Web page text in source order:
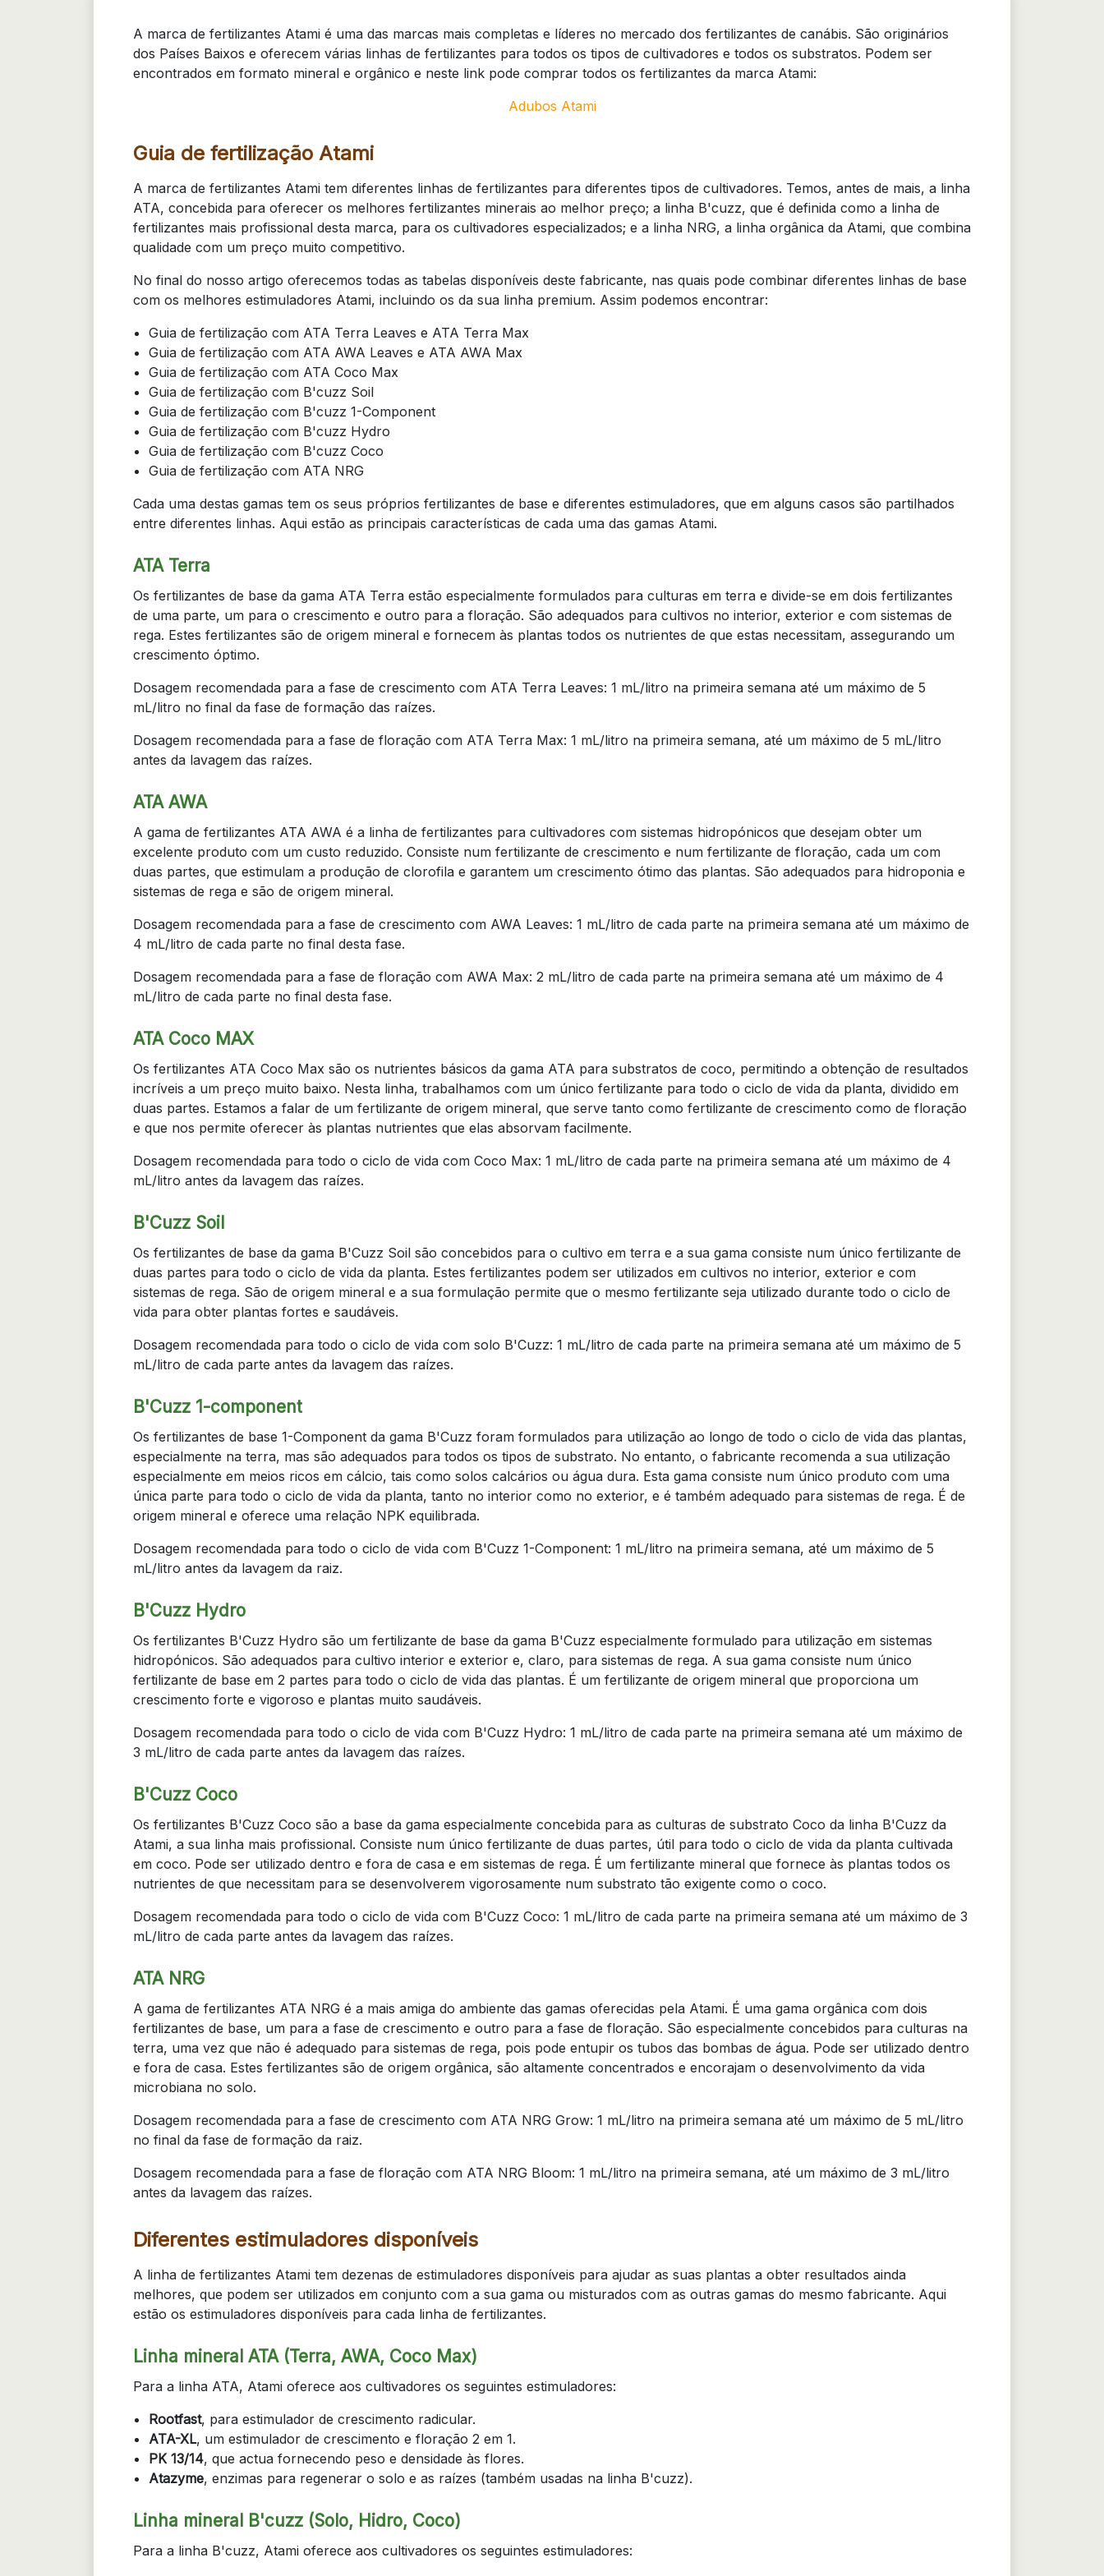
A marca de fertilizantes Atami é uma das marcas mais completas e líderes no mercado dos fertilizantes de canábis. São originários
dos Países Baixos e oferecem várias linhas de fertilizantes para todos os tipos de cultivadores e todos os substratos. Podem ser
encontrados em formato mineral e orgânico e neste link pode comprar todos os fertilizantes da marca Atami:
Adubos Atami
Guia de fertilização Atami
A marca de fertilizantes Atami tem diferentes linhas de fertilizantes para diferentes tipos de cultivadores. Temos, antes de mais, a linha
ATA, concebida para oferecer os melhores fertilizantes minerais ao melhor preço; a linha B'cuzz, que é definida como a linha de
fertilizantes mais profissional desta marca, para os cultivadores especializados; e a linha NRG, a linha orgânica da Atami, que combina
qualidade com um preço muito competitivo.
No final do nosso artigo oferecemos todas as tabelas disponíveis deste fabricante, nas quais pode combinar diferentes linhas de base
com os melhores estimuladores Atami, incluindo os da sua linha premium. Assim podemos encontrar:
Guia de fertilização com ATA Terra Leaves e ATA Terra Max
Guia de fertilização com ATA AWA Leaves e ATA AWA Max
Guia de fertilização com ATA Coco Max
Guia de fertilização com B'cuzz Soil
Guia de fertilização com B'cuzz 1-Component
Guia de fertilização com B'cuzz Hydro
Guia de fertilização com B'cuzz Coco
Guia de fertilização com ATA NRG
Cada uma destas gamas tem os seus próprios fertilizantes de base e diferentes estimuladores, que em alguns casos são partilhados
entre diferentes linhas. Aqui estão as principais características de cada uma das gamas Atami.
ATA Terra
Os fertilizantes de base da gama ATA Terra estão especialmente formulados para culturas em terra e divide-se em dois fertilizantes
de uma parte, um para o crescimento e outro para a floração. São adequados para cultivos no interior, exterior e com sistemas de
rega. Estes fertilizantes são de origem mineral e fornecem às plantas todos os nutrientes de que estas necessitam, assegurando um
crescimento óptimo.
Dosagem recomendada para a fase de crescimento com ATA Terra Leaves: 1 mL/litro na primeira semana até um máximo de 5
mL/litro no final da fase de formação das raízes.
Dosagem recomendada para a fase de floração com ATA Terra Max: 1 mL/litro na primeira semana, até um máximo de 5 mL/litro
antes da lavagem das raízes.
ATA AWA
A gama de fertilizantes ATA AWA é a linha de fertilizantes para cultivadores com sistemas hidropónicos que desejam obter um
excelente produto com um custo reduzido. Consiste num fertilizante de crescimento e num fertilizante de floração, cada um com
duas partes, que estimulam a produção de clorofila e garantem um crescimento ótimo das plantas. São adequados para hidroponia e
sistemas de rega e são de origem mineral.
Dosagem recomendada para a fase de crescimento com AWA Leaves: 1 mL/litro de cada parte na primeira semana até um máximo de
4 mL/litro de cada parte no final desta fase.
Dosagem recomendada para a fase de floração com AWA Max: 2 mL/litro de cada parte na primeira semana até um máximo de 4
mL/litro de cada parte no final desta fase.
ATA Coco MAX
Os fertilizantes ATA Coco Max são os nutrientes básicos da gama ATA para substratos de coco, permitindo a obtenção de resultados
incríveis a um preço muito baixo. Nesta linha, trabalhamos com um único fertilizante para todo o ciclo de vida da planta, dividido em
duas partes. Estamos a falar de um fertilizante de origem mineral, que serve tanto como fertilizante de crescimento como de floração
e que nos permite oferecer às plantas nutrientes que elas absorvam facilmente.
Dosagem recomendada para todo o ciclo de vida com Coco Max: 1 mL/litro de cada parte na primeira semana até um máximo de 4
mL/litro antes da lavagem das raízes.
B'Cuzz Soil
Os fertilizantes de base da gama B'Cuzz Soil são concebidos para o cultivo em terra e a sua gama consiste num único fertilizante de
duas partes para todo o ciclo de vida da planta. Estes fertilizantes podem ser utilizados em cultivos no interior, exterior e com
sistemas de rega. São de origem mineral e a sua formulação permite que o mesmo fertilizante seja utilizado durante todo o ciclo de
vida para obter plantas fortes e saudáveis.
Dosagem recomendada para todo o ciclo de vida com solo B'Cuzz: 1 mL/litro de cada parte na primeira semana até um máximo de 5
mL/litro de cada parte antes da lavagem das raízes.
B'Cuzz 1-component
Os fertilizantes de base 1-Component da gama B'Cuzz foram formulados para utilização ao longo de todo o ciclo de vida das plantas,
especialmente na terra, mas são adequados para todos os tipos de substrato. No entanto, o fabricante recomenda a sua utilização
especialmente em meios ricos em cálcio, tais como solos calcários ou água dura. Esta gama consiste num único produto com uma
única parte para todo o ciclo de vida da planta, tanto no interior como no exterior, e é também adequado para sistemas de rega. É de
origem mineral e oferece uma relação NPK equilibrada.
Dosagem recomendada para todo o ciclo de vida com B'Cuzz 1-Component: 1 mL/litro na primeira semana, até um máximo de 5
mL/litro antes da lavagem da raiz.
B'Cuzz Hydro
Os fertilizantes B'Cuzz Hydro são um fertilizante de base da gama B'Cuzz especialmente formulado para utilização em sistemas
hidropónicos. São adequados para cultivo interior e exterior e, claro, para sistemas de rega. A sua gama consiste num único
fertilizante de base em 2 partes para todo o ciclo de vida das plantas. É um fertilizante de origem mineral que proporciona um
crescimento forte e vigoroso e plantas muito saudáveis.
Dosagem recomendada para todo o ciclo de vida com B'Cuzz Hydro: 1 mL/litro de cada parte na primeira semana até um máximo de
3 mL/litro de cada parte antes da lavagem das raízes.
B'Cuzz Coco
Os fertilizantes B'Cuzz Coco são a base da gama especialmente concebida para as culturas de substrato Coco da linha B'Cuzz da
Atami, a sua linha mais profissional. Consiste num único fertilizante de duas partes, útil para todo o ciclo de vida da planta cultivada
em coco. Pode ser utilizado dentro e fora de casa e em sistemas de rega. É um fertilizante mineral que fornece às plantas todos os
nutrientes de que necessitam para se desenvolverem vigorosamente num substrato tão exigente como o coco.
Dosagem recomendada para todo o ciclo de vida com B'Cuzz Coco: 1 mL/litro de cada parte na primeira semana até um máximo de 3
mL/litro de cada parte antes da lavagem das raízes.
ATA NRG
A gama de fertilizantes ATA NRG é a mais amiga do ambiente das gamas oferecidas pela Atami. É uma gama orgânica com dois
fertilizantes de base, um para a fase de crescimento e outro para a fase de floração. São especialmente concebidos para culturas na
terra, uma vez que não é adequado para sistemas de rega, pois pode entupir os tubos das bombas de água. Pode ser utilizado dentro
e fora de casa. Estes fertilizantes são de origem orgânica, são altamente concentrados e encorajam o desenvolvimento da vida
microbiana no solo.
Dosagem recomendada para a fase de crescimento com ATA NRG Grow: 1 mL/litro na primeira semana até um máximo de 5 mL/litro
no final da fase de formação da raiz.
Dosagem recomendada para a fase de floração com ATA NRG Bloom: 1 mL/litro na primeira semana, até um máximo de 3 mL/litro
antes da lavagem das raízes.
Diferentes estimuladores disponíveis
A linha de fertilizantes Atami tem dezenas de estimuladores disponíveis para ajudar as suas plantas a obter resultados ainda
melhores, que podem ser utilizados em conjunto com a sua gama ou misturados com as outras gamas do mesmo fabricante. Aqui
estão os estimuladores disponíveis para cada linha de fertilizantes.
Linha mineral ATA (Terra, AWA, Coco Max)
Para a linha ATA, Atami oferece aos cultivadores os seguintes estimuladores:
Rootfast, para estimulador de crescimento radicular.
ATA-XL, um estimulador de crescimento e floração 2 em 1.
PK 13/14, que actua fornecendo peso e densidade às flores.
Atazyme, enzimas para regenerar o solo e as raízes (também usadas na linha B'cuzz).
Linha mineral B'cuzz (Solo, Hidro, Coco)
Para a linha B'cuzz, Atami oferece aos cultivadores os seguintes estimuladores: